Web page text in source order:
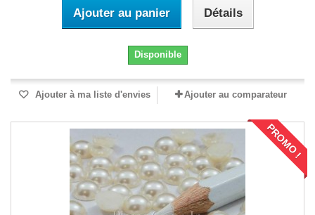
Ajouter au panier Détails
Disponible
Ajouter à ma liste d'envies Ajouter au comparateur
PROMO !